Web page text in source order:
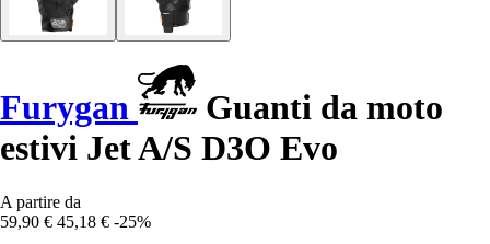
Furygan
Guanti da moto
estivi Jet A/S D3O Evo
A partire da
59,90 € 45,18 € -25%